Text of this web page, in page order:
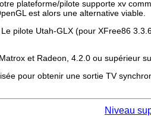
plateforme/pilote supporte xv
est alors une alternative viable.
pilote Utah-GLX (pour XFree86
et Radeon, 4.2.0 ou supérieur
pour obtenir une sortie TV
Niveau